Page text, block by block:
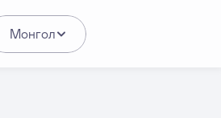
Монгол